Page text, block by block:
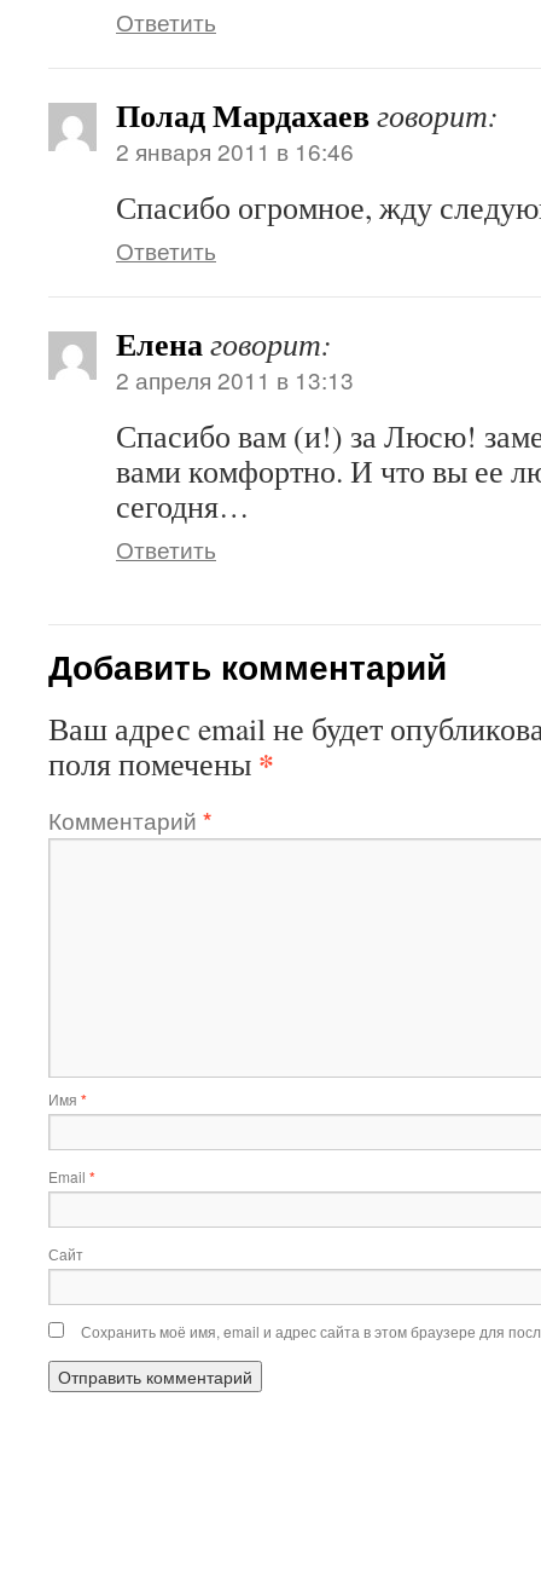
Ответить
Полад Мардахаевговорит:
2 января 2011 в 16:46
Спасибо огромное, жду
Ответить
Еленаговорит:
2 апреля 2011 в 13:13
Спасибо вам (и!) за Люсю!
вами комфортно. И что вы ее
сегодня…
Ответить
Добавить комментарий
Ваш адрес email не будет
поля помечены *
Комментарий *
Имя *
Email *
Сайт
Сохранить моё имя, email и адрес сайта в этом браузере для